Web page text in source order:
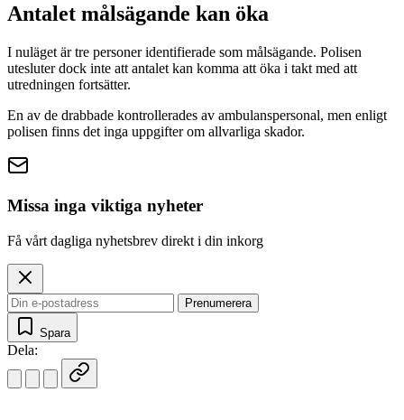
Antalet målsägande kan öka
I nuläget är tre personer identifierade som målsägande. Polisen
utesluter dock inte att antalet kan komma att öka i takt med att
utredningen fortsätter.
En av de drabbade kontrollerades av ambulanspersonal, men enligt
polisen finns det inga uppgifter om allvarliga skador.
Missa inga viktiga nyheter
Få vårt dagliga nyhetsbrev direkt i din inkorg
Prenumerera
Spara
Dela: